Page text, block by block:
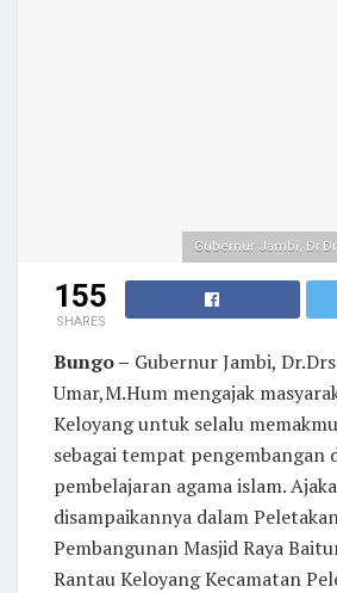
Gubernur Jambi,
155
SHARES
Bungo – Gubernur Jambi,
Umar,M.Hum mengajak
Keloyang untuk selalu
sebagai tempat pengembangan
pembelajaran agama islam.
disampaikannya dalam
Pembangunan Masjid Raya
Rantau Keloyang Kecamatan